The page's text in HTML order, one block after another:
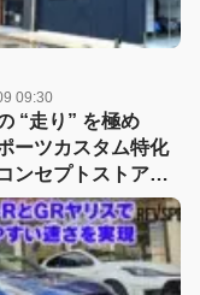
09:30
“走り” を極め
ーツカスタム特化
ンセプトストア
AUTOBACS
大阪」オープン